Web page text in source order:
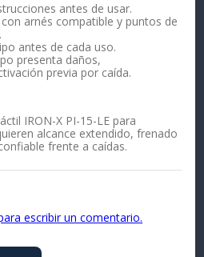
antes de usar.
arnés compatible y puntos de
antes de cada uso.
presenta daños,
previa por caída.
IRON-X PI-15-LE para
alcance extendido, frenado
frente a caídas.
escribir un comentario.